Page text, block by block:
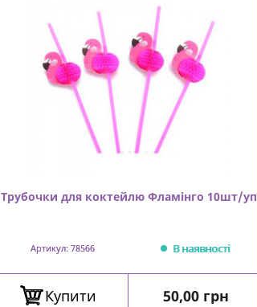
Трубочки для коктейлю Фламінго 10шт/уп
Артикул: 78566 В наявності
Купити Ціна
50,00 грн